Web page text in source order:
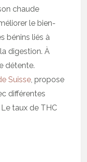
chaude
le bien-
bénins liés à
digestion. À
détente.
Suisse , propose
différentes
taux de THC